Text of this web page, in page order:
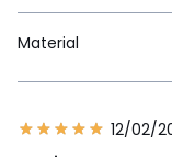
Material
12/02/